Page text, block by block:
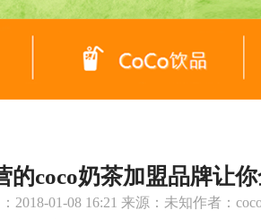
的coco奶茶加盟品牌让
2018-01-08 16:21 来源：未知作者：